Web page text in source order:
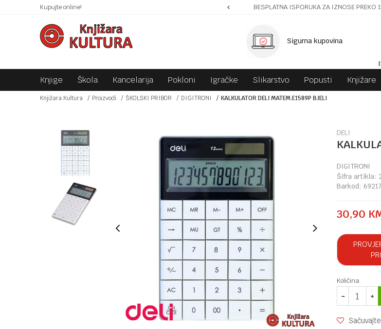
Kupujte online!SIGURNO PLAĆANJE PLATNIM KARTICAMA! BESPLATNA ISPORUKA ZA IZNOSE PREKO
Sigurna kupovina
Knjige Škola Kancelarija Pokloni Igračke Slikarstvo Popusti Knjižare
Knjižara Kultura Proizvodi ŠKOLSKI PRIBOR DIGITRONI KALKULATOR DELI MATEM.E1589P BJELI
DELI
DIGITRONI
Šifra artikla:
Barkod:
30,90
Količina: